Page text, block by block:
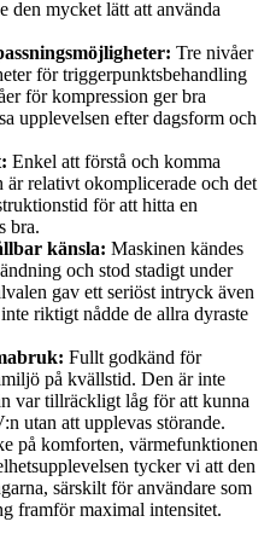
den mycket lätt att använda
Tre nivåer
för triggerpunktsbehandling
för kompression ger bra
upplevelsen efter dagsform och
Enkel att förstå och komma
är relativt okomplicerade och det
för att hitta en
bra.
känsla: Maskinen kändes
och stod stadigt under
gav ett seriöst intryck även
riktigt nådde de allra dyraste
Fullt godkänd för
på kvällstid. Den är inte
var tillräckligt låg för att kunna
utan att upplevas störande.
på komforten, värmefunktionen
tycker vi att den
särskilt för användare som
framför maximal intensitet.